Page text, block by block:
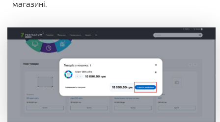
магазині.